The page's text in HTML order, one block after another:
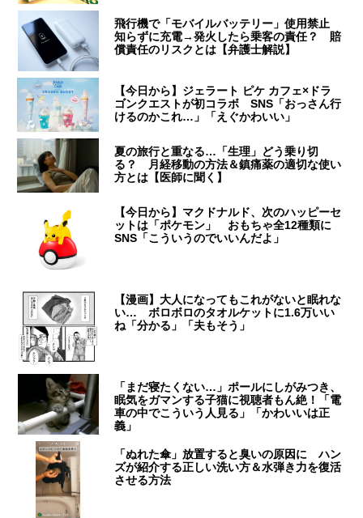
飛行機で「モバイルバッテリー」使用禁止
知らずに充電→発火したら乗客の責任？ 賠
償責任のリスクとは【弁護士解説】
【今日から】ジェラート ピケ カフェ×ドラ
ゴンクエストが初コラボ SNS「おっさん行
けるのかこれ…」「えぐかわいい」
夏の旅行と重なる…「生理」どう乗り切
る？ 月経移動の方法＆鎮痛薬の適切な使い
方とは【医師に聞く】
【今日から】マクドナルド、次のハッピーセ
ットは「ポケモン」 おもちゃ全12種類に
SNS「こういうのでいいんだよ」
【漫画】大人になってもこれがないと眠れな
い… ボロボロのタオルケットに1.6万いい
ね「分かる」「夫もそう」
「まだ寝たくない…」ポールにしがみつき、
眠気をガマンする子猫に視聴者もん絶！「電
車の中でこういう人見る」「かわいいは正
義」
「ぬれた傘」放置すると臭いの原因に ハン
ズが紹介する正しい洗い方＆水弾き力を復活
させる方法